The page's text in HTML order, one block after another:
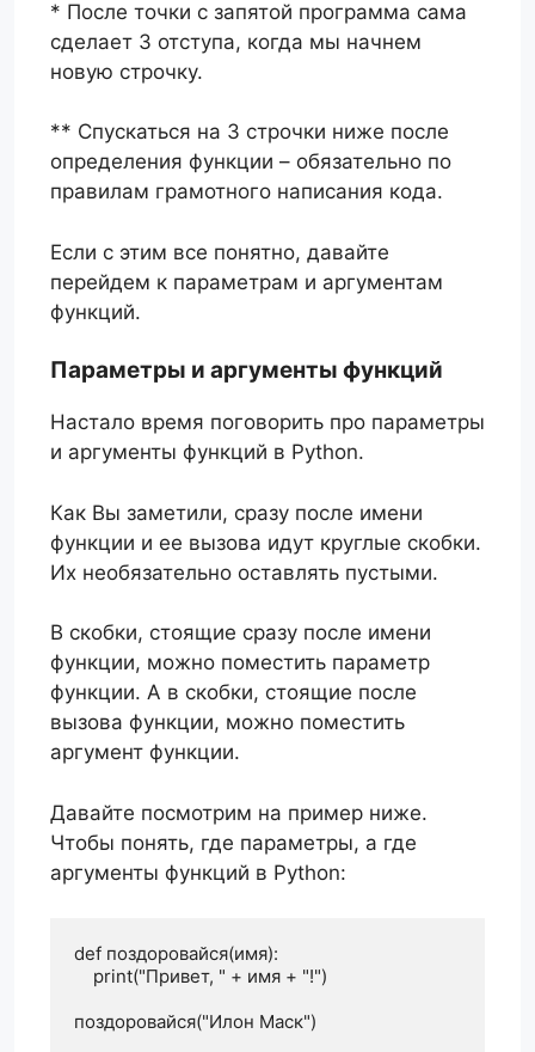
* После точки с запятой программа сама
сделает 3 отступа, когда мы начнем
новую строчку.
** Спускаться на 3 строчки ниже после
определения функции – обязательно по
правилам грамотного написания кода.
Если с этим все понятно, давайте
перейдем к параметрам и аргументам
функций.
Параметры и аргументы функций
Настало время поговорить про параметры
и аргументы функций в Python.
Как Вы заметили, сразу после имени
функции и ее вызова идут круглые скобки.
Их необязательно оставлять пустыми.
В скобки, стоящие сразу после имени
функции, можно поместить параметр
функции. А в скобки, стоящие после
вызова функции, можно поместить
аргумент функции.
Давайте посмотрим на пример ниже.
Чтобы понять, где параметры, а где
аргументы функций в Python:
def поздоровайся(имя):
поздоровайся("Илон Маск")